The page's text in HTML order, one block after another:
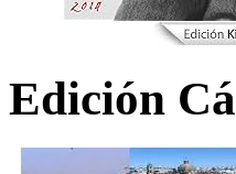
Edición